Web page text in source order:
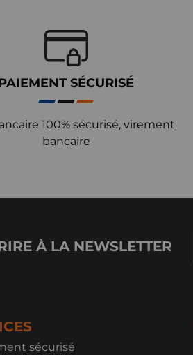
SÉCURISÉ
100% sécurisé, virement
bancaire
À LA NEWSLETTER
sécurisé